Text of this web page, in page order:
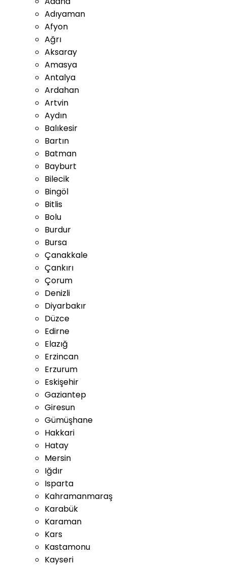
Adıyaman
Afyon
Ağrı
Aksaray
Amasya
Antalya
Ardahan
Artvin
Aydın
Balıkesir
Bartın
Batman
Bayburt
Bilecik
Bingöl
Bitlis
Bolu
Burdur
Bursa
Çanakkale
Çankırı
Çorum
Denizli
Diyarbakır
Düzce
Edirne
Elazığ
Erzincan
Erzurum
Eskişehir
Gaziantep
Giresun
Gümüşhane
Hakkari
Hatay
Mersin
Iğdır
Isparta
Kahramanmaraş
Karabük
Karaman
Kars
Kastamonu
Kayseri